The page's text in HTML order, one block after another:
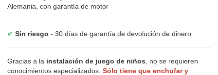
Alemania, con garantía de motor
✔ Sin riesgo - 30 días de garantía de devolución de dinero
Gracias a la instalación de juego de niños , no se requieren
conocimientos especializados. Sólo tiene que enchufar y